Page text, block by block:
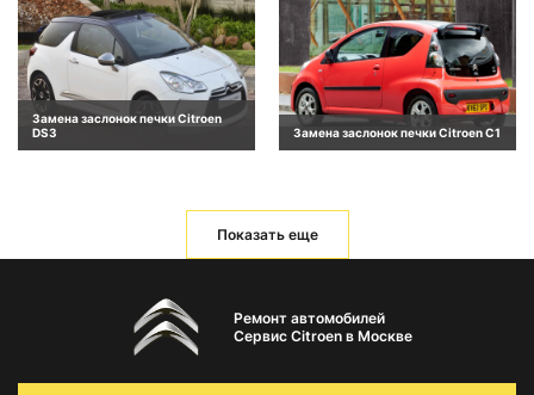
Замена заслонок печки Citroen
DS3
Замена заслонок печки Citroen C1
Показать еще
Ремонт автомобилей
Сервис Citroen в Москве